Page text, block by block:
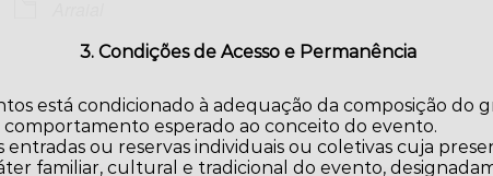
3. Condições de Acesso e Permanência
está condicionado à adequação da composição do
comportamento esperado ao conceito do evento.
entradas ou reservas individuais ou coletivas cuja
familiar, cultural e tradicional do evento,